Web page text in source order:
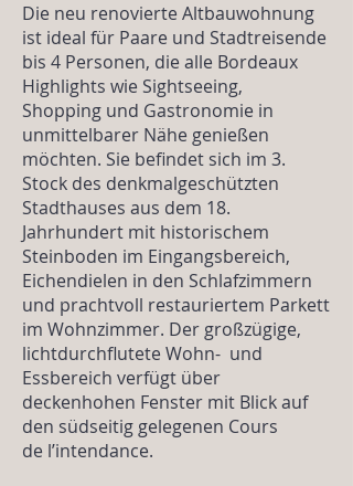
Die neu renovierte Altbauwohnung
ist ideal für Paare und Stadtreisende
bis 4 Personen, die alle Bordeaux
Highlights wie Sightseeing,
Shopping und Gastronomie in
unmittelbarer Nähe genießen
möchten. Sie befindet sich im 3.
Stock des denkmalgeschützten
Stadthauses aus dem 18.
Jahrhundert mit historischem
Steinboden im Eingangsbereich,
Eichendielen in den Schlafzimmern
und prachtvoll restauriertem Parkett
im Wohnzimmer. Der großzügige,
lichtdurchflutete Wohn- und
Essbereich verfügt über
deckenhohen Fenster mit Blick auf
den südseitig gelegenen Cours
de l’intendance.